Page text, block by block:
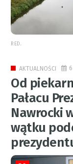
RED.
AKTUALNOŚCI
Od
Pałacu
Nawrocki
wątku